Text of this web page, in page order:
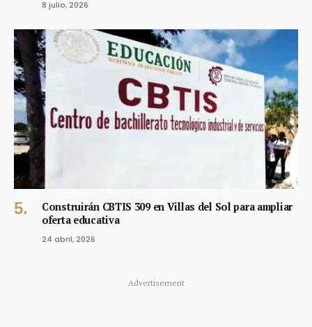
8 julio, 2026
Construirán CBTIS 309 en Villas del Sol para ampliar
oferta educativa
24 abril, 2026
Advertisement